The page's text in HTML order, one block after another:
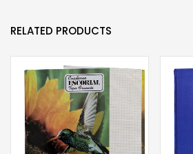
RELATED PRODUCTS